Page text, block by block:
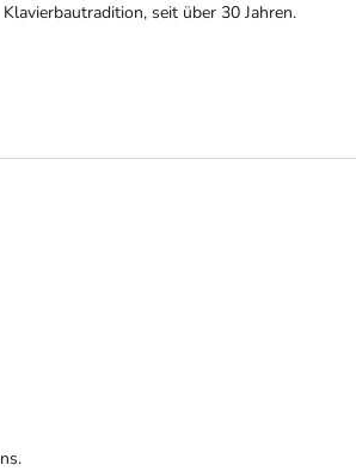
Klavierbautradition, seit über 30 Jahren.